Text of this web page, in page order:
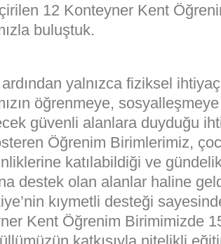
12 Konteyner Kent
buluştuk.
yalnızca fiziksel
öğrenmeye, sosyalleşmeye
güvenli alanlara duyduğu
Öğrenim Birimlerimiz,
katılabildiği ve
destek olan alanlar haline
kıymetli desteği
Kent Öğrenim Birimimizde